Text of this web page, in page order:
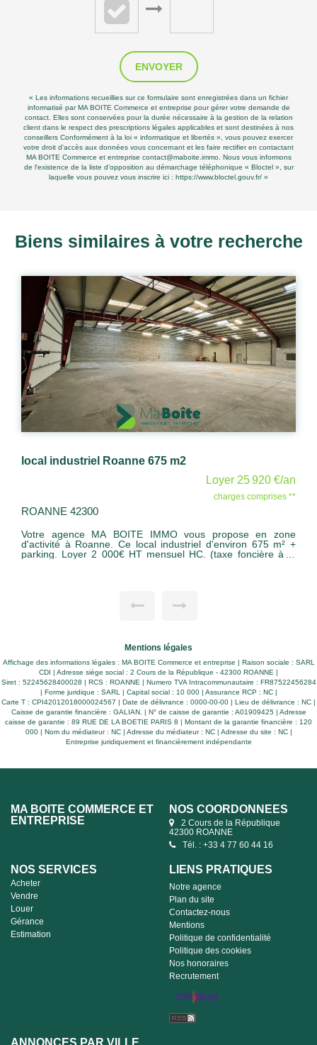
ENVOYER
« Les informations recueillies sur ce formulaire sont enregistrées dans un fichier
informatisé par MA BOITE Commerce et entreprise pour gérer votre demande de
contact. Elles sont conservées pour la durée nécessaire à la gestion de la relation
client dans le respect des prescriptions légales applicables et sont destinées à nos
conseillers Conformément à la loi « informatique et libertés », vous pouvez exercer
votre droit d'accès aux données vous concernant et les faire rectifier en contactant
MA BOITE Commerce et entreprise contact@maboite.immo. Nous vous informons
de l'existence de la liste d'opposition au démarchage téléphonique « Bloctel », sur
laquelle vous pouvez vous inscrire ici : https://www.bloctel.gouv.fr/ »
Biens similaires à votre recherche
local industriel Roanne 675 m2
Loyer 25 920 €/an
charges comprises **
ROANNE 42300
Votre agence MA BOITE IMMO vous propose en zone
d'activité à Roanne. Ce local industriel d'environ 675 m² +
parking. Loyer 2 000€ HT mensuel HC. (taxe foncière à la
Mentions légales
Affichage des informations légales : MA BOITE Commerce et entreprise | Raison sociale : SARL
CDI | Adresse siège social : 2 Cours de la République - 42300 ROANNE |
Siret : 52245628400028 | RCS : ROANNE | Numero TVA Intracommunautaire : FR87522456284
| Forme juridique : SARL | Capital social : 10 000 | Assurance RCP : NC |
Carte T : CPI42012018000024567 | Date de délivrance : 0000-00-00 | Lieu de délivrance : NC |
Caisse de garantie financière : GALIAN. | N° de caisse de garantie : A01909425 | Adresse
caisse de garantie : 89 RUE DE LA BOETIE PARIS 8 | Montant de la garantie financière : 120
000 | Nom du médiateur : NC | Adresse du médiateur : NC | Adresse du site : NC |
Entreprise juridiquement et financièrement indépendante
MA BOITE COMMERCE ET
ENTREPRISE
NOS COORDONNÉES
2 Cours de la République
42300 ROANNE
Tél. : +33 4 77 60 44 16
NOS SERVICES
Acheter
Vendre
Louer
Gérance
Estimation
LIENS PRATIQUES
Notre agence
Plan du site
Contactez-nous
Mentions
Politique de confidentialité
Politique des cookies
Nos honoraires
Recrutement
ANNONCES PAR VILLE